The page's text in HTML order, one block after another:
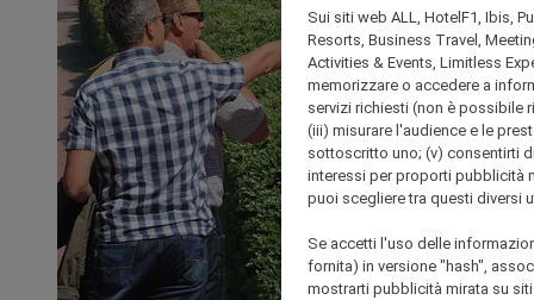
Sui siti web ALL, HotelF1, Ibis,
Resorts, Business Travel,
Activities & Events, Limitless
memorizzare o accedere a
servizi richiesti (non è possibile
(iii) misurare l'audience e le
sottoscritto uno; (v) consentirti
interessi per proporti pubblicità
puoi scegliere tra questi diversi
Se accetti l'uso delle
fornita) in versione "hash",
mostrarti pubblicità mirata su